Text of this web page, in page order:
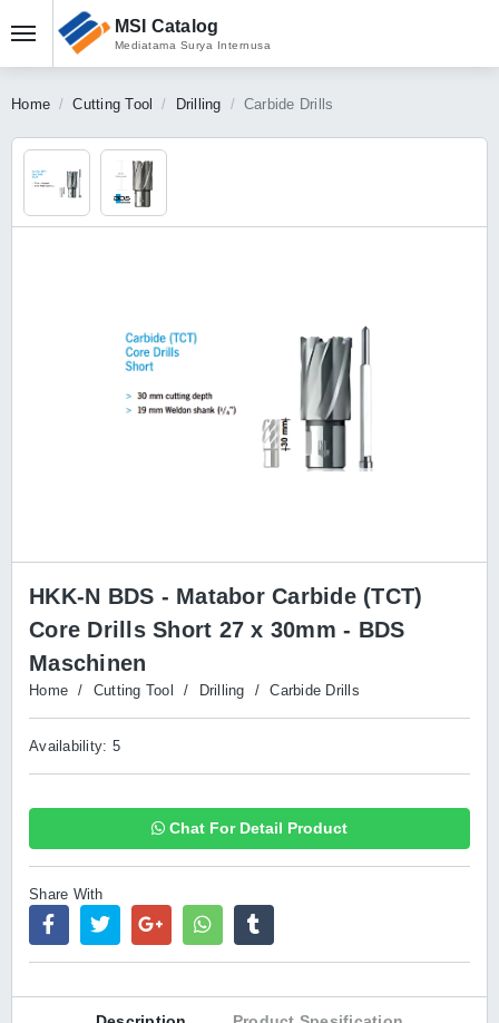
MSI Catalog
Mediatama Surya Internusa
Home Cutting Tool Drilling Carbide Drills
HKK-N BDS - Matabor Carbide (TCT)
Core Drills Short 27 x 30mm - BDS
Maschinen
Home / Cutting Tool / Drilling / Carbide Drills
Availability: 5
Chat For Detail Product
Share With